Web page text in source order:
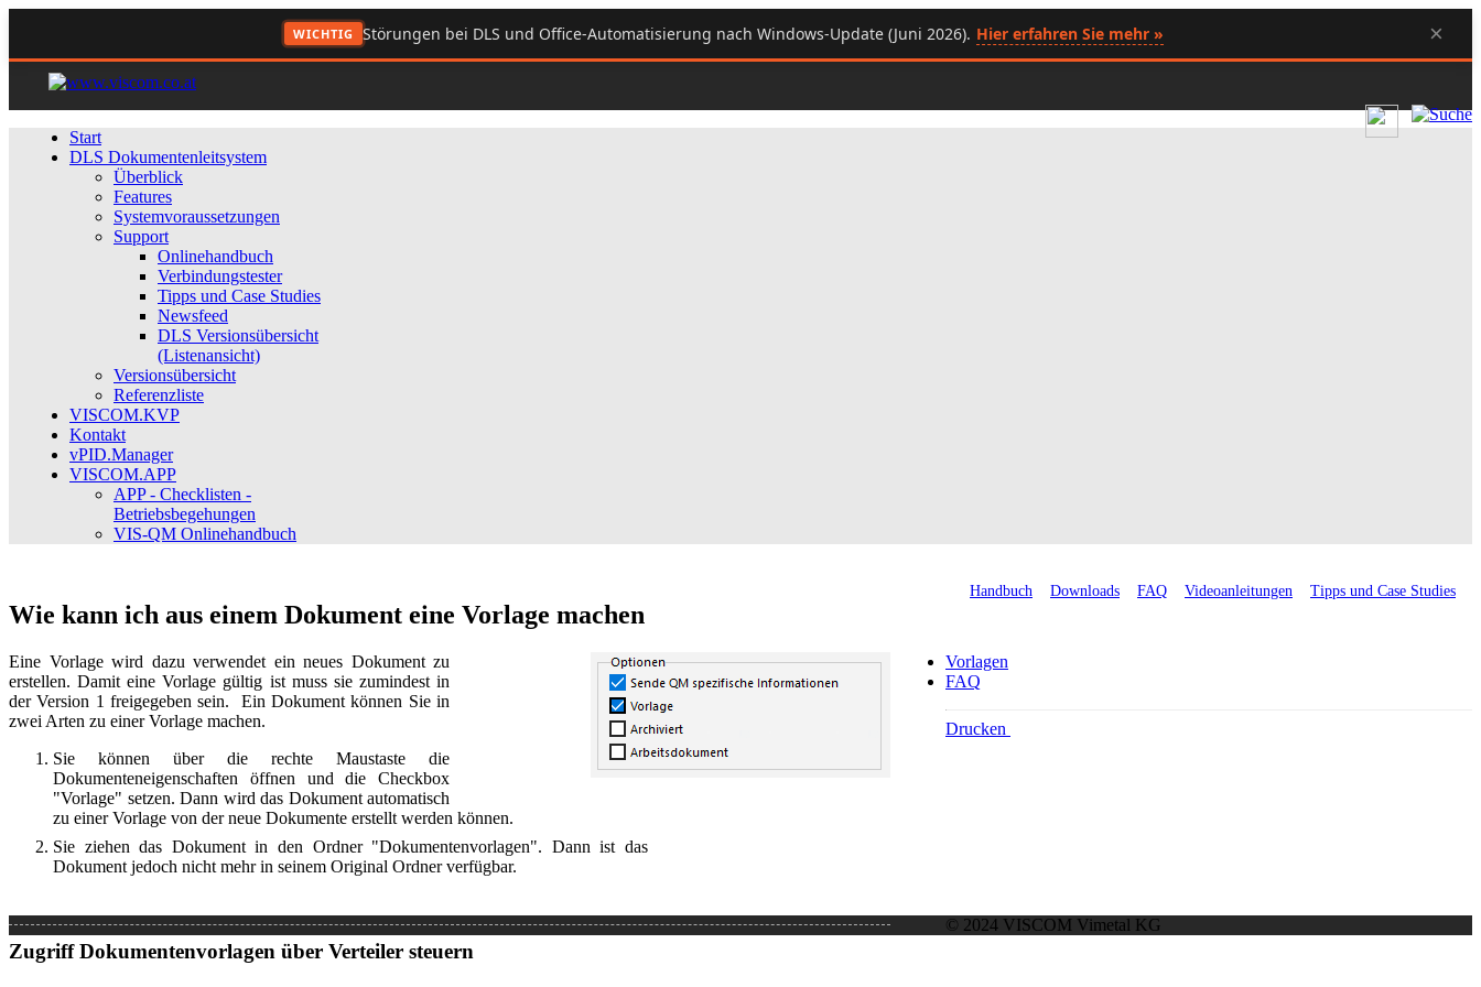
WICHTIG Störungen bei DLS und Office-Automatisierung nach Windows-Update (Juni 2026). Hier erfahren Sie mehr » ×
Start
DLS Dokumentenleitsystem
Überblick
Features
Systemvoraussetzungen
Support
Onlinehandbuch
Verbindungstester
Tipps und Case Studies
Newsfeed
DLS Versionsübersicht
(Listenansicht)
Versionsübersicht
Referenzliste
VISCOM.KVP
Kontakt
vPID.Manager
VISCOM.APP
APP - Checklisten -
Betriebsbegehungen
VIS-QM Onlinehandbuch
Handbuch Downloads FAQ Videoanleitungen Tipps und Case Studies
Wie kann ich aus einem Dokument eine Vorlage machen
Eine Vorlage wird dazu verwendet ein neues Dokument zu
erstellen. Damit eine Vorlage gültig ist muss sie zumindest in
der Version 1 freigegeben sein. Ein Dokument können Sie in
zwei Arten zu einer Vorlage machen.
Sie können über die rechte Maustaste die
Dokumenteneigenschaften öffnen und die Checkbox
"Vorlage" setzen. Dann wird das Dokument automatisch
zu einer Vorlage von der neue Dokumente erstellt werden können.
Sie ziehen das Dokument in den Ordner "Dokumentenvorlagen". Dann ist das
Dokument jedoch nicht mehr in seinem Original Ordner verfügbar.
Zugriff Dokumentenvorlagen über Verteiler steuern
Vorlagen
FAQ
Drucken
© 2024 VISCOM Vimetal KG